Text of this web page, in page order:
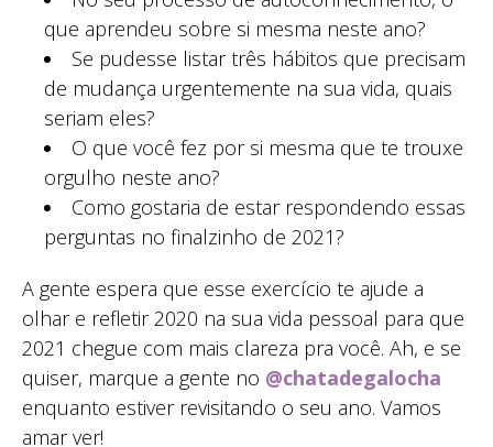
que aprendeu sobre si mesma neste ano?
Se pudesse listar três hábitos que precisam
de mudança urgentemente na sua vida, quais
seriam eles?
O que você fez por si mesma que te trouxe
orgulho neste ano?
Como gostaria de estar respondendo essas
perguntas no finalzinho de 2021?
A gente espera que esse exercício te ajude a
olhar e refletir 2020 na sua vida pessoal para que
2021 chegue com mais clareza pra você. Ah, e se
quiser, marque a gente no @chatadegalocha
enquanto estiver revisitando o seu ano. Vamos
amar ver!